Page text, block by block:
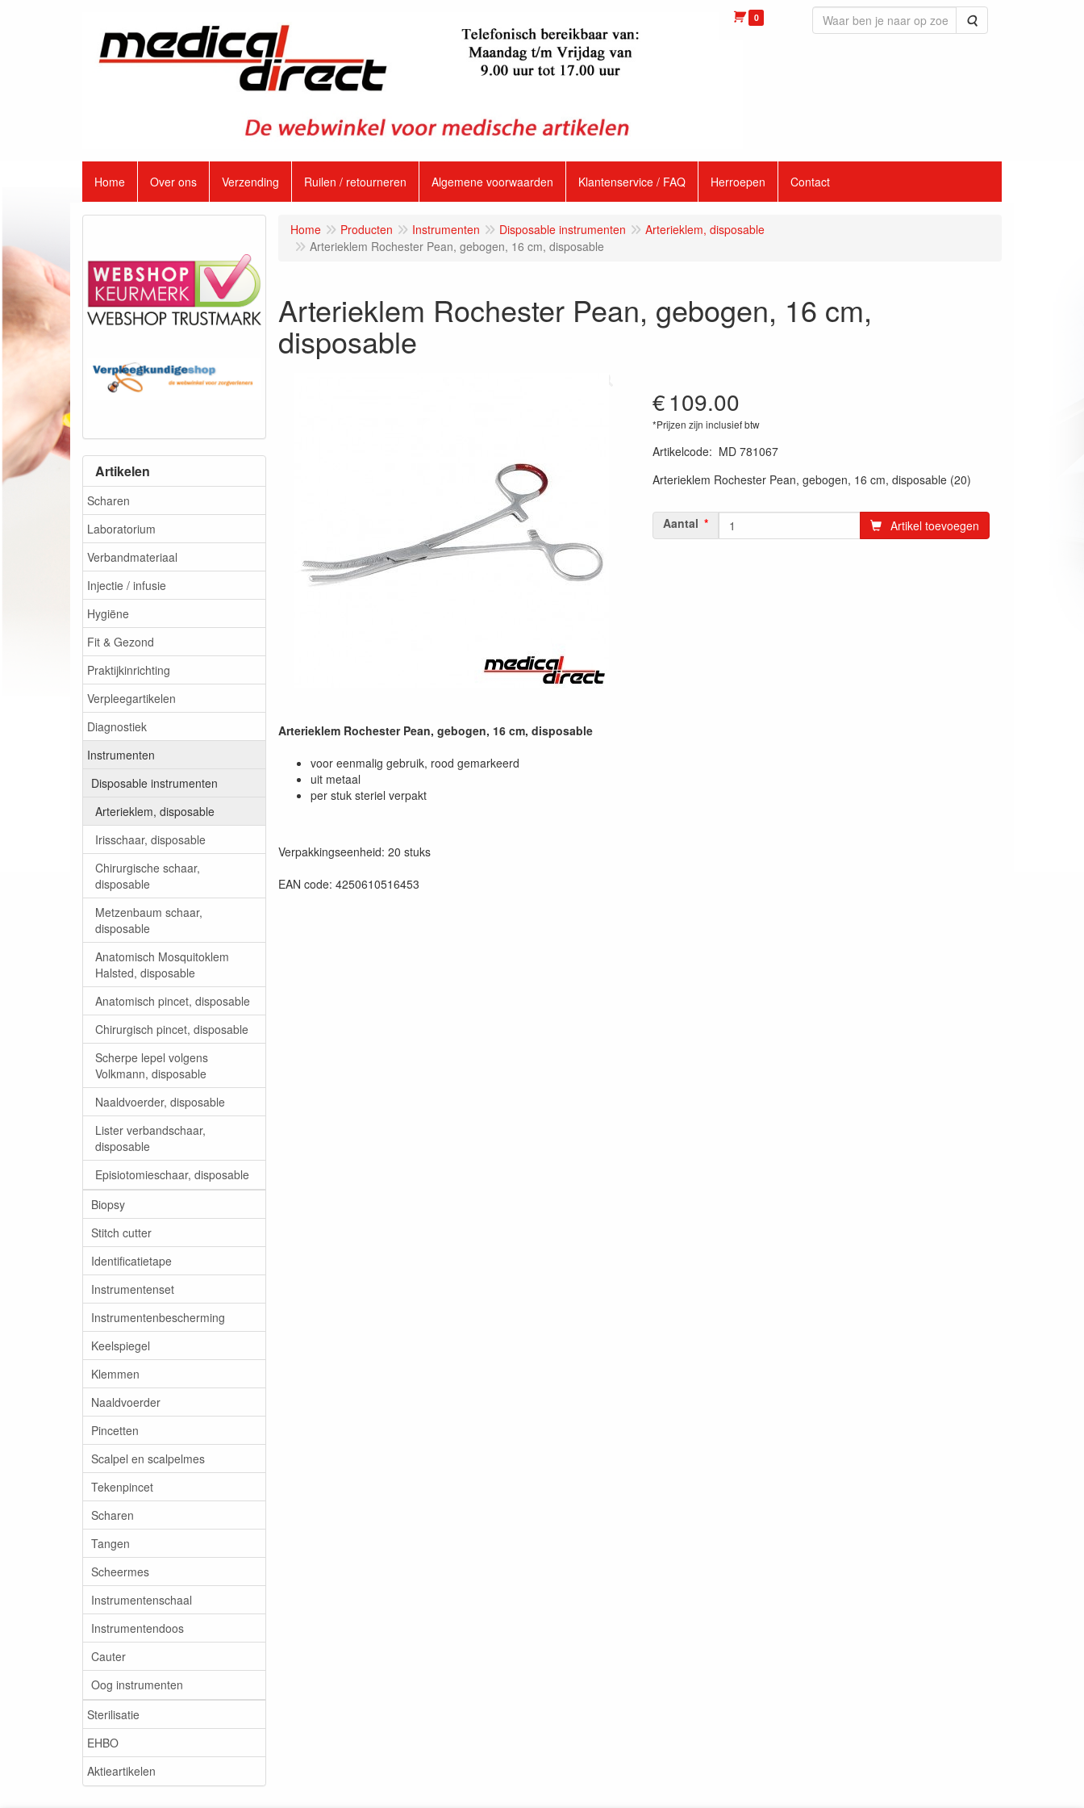
0 Zoeken
Home Over ons Verzending Ruilen / retourneren Algemene voorwaarden Klantenservice / FAQ Herroepen Contact
Artikelen
Scharen
Laboratorium
Verbandmateriaal
Injectie / infusie
Hygiëne
Fit & Gezond
Praktijkinrichting
Verpleegartikelen
Diagnostiek
Instrumenten
Disposable instrumenten
Arterieklem, disposable
Irisschaar, disposable
Chirurgische schaar,
disposable
Metzenbaum schaar,
disposable
Anatomisch Mosquitoklem
Halsted, disposable
Anatomisch pincet, disposable
Chirurgisch pincet, disposable
Scherpe lepel volgens
Volkmann, disposable
Naaldvoerder, disposable
Lister verbandschaar,
disposable
Episiotomieschaar, disposable
Biopsy
Stitch cutter
Identificatietape
Instrumentenset
Instrumentenbescherming
Keelspiegel
Klemmen
Naaldvoerder
Pincetten
Scalpel en scalpelmes
Tekenpincet
Scharen
Tangen
Scheermes
Instrumentenschaal
Instrumentendoos
Cauter
Oog instrumenten
Sterilisatie
EHBO
Aktieartikelen
Home Producten Instrumenten Disposable instrumenten
Arterieklem, disposable
Arterieklem Rochester Pean, gebogen, 16 cm, disposable
Arterieklem Rochester Pean, gebogen, 16 cm,
disposable
€109.00
*Prijzen zijn inclusief btw
Artikelcode: MD 781067
Arterieklem Rochester Pean, gebogen, 16 cm, disposable (20)
Aantal Artikel toevoegen
Arterieklem Rochester Pean, gebogen, 16 cm, disposable
voor eenmalig gebruik, rood gemarkeerd
uit metaal
per stuk steriel verpakt
Verpakkingseenheid: 20 stuks
EAN code: 4250610516453